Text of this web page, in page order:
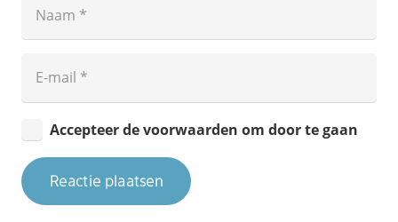
Accepteer de voorwaarden om door te gaan
Reactie plaatsen